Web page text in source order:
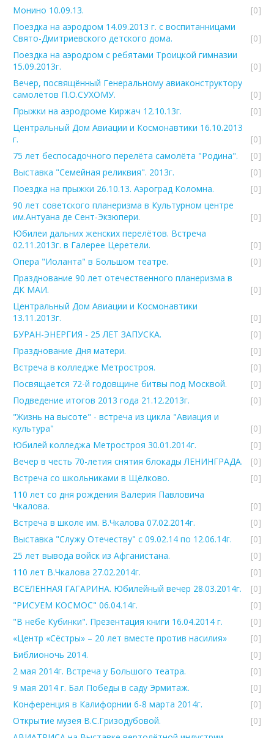
Монино 10.09.13.
[0]
Поездка на аэродром 14.09.2013 г. с воспитанницами
Свято-Дмитриевского детского дома.
[0]
Поездка на аэродром с ребятами Троицкой гимназии
15.09.2013г.
[0]
Вечер, посвящённый Генеральному авиаконструктору
самолётов П.О.СУХОМУ.
[0]
Прыжки на аэродроме Киржач 12.10.13г.
[0]
Центральный Дом Авиации и Космонавтики 16.10.2013
г.
[0]
75 лет беспосадочного перелёта самолёта "Родина".
[0]
Выставка "Семейная реликвия". 2013г.
[0]
Поездка на прыжки 26.10.13. Аэроград Коломна.
[0]
90 лет советского планеризма в Культурном центре
им.Антуана де Сент-Экзюпери.
[0]
Юбилеи дальних женских перелётов. Встреча
02.11.2013г. в Галерее Церетели.
[0]
Опера "Иоланта" в Большом театре.
[0]
Празднование 90 лет отечественного планеризма в
ДК МАИ.
[0]
Центральный Дом Авиации и Космонавтики
13.11.2013г.
[0]
БУРАН-ЭНЕРГИЯ - 25 ЛЕТ ЗАПУСКА.
[0]
Празднование Дня матери.
[0]
Встреча в колледже Метростроя.
[0]
Посвящается 72-й годовщине битвы под Москвой.
[0]
Подведение итогов 2013 года 21.12.2013г.
[0]
"Жизнь на высоте" - встреча из цикла "Авиация и
культура"
[0]
Юбилей колледжа Метростроя 30.01.2014г.
[0]
Вечер в честь 70-летия снятия блокады ЛЕНИНГРАДА.
[0]
Встреча со школьниками в Щёлково.
[0]
110 лет со дня рождения Валерия Павловича
Чкалова.
[0]
Встреча в школе им. В.Чкалова 07.02.2014г.
[0]
Выставка "Служу Отечеству" с 09.02.14 по 12.06.14г.
[0]
25 лет вывода войск из Афганистана.
[0]
110 лет В.Чкалова 27.02.2014г.
[0]
ВСЕЛЕННАЯ ГАГАРИНА. Юбилейный вечер 28.03.2014г.
[0]
"РИСУЕМ КОСМОС" 06.04.14г.
[0]
"В небе Кубинки". Презентация книги 16.04.2014 г.
[0]
«Центр «Сёстры» – 20 лет вместе против насилия»
[0]
Библионочь 2014.
[0]
2 мая 2014г. Встреча у Большого театра.
[0]
9 мая 2014 г. Бал Победы в саду Эрмитаж.
[0]
Конференция в Калифорнии 6-8 марта 2014г.
[0]
Открытие музея В.С.Гризодубовой.
[0]